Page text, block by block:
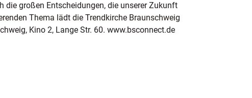
die großen Entscheidungen, die unserer Zukunft
Thema lädt die Trendkirche Braunschweig
Kino 2, Lange Str. 60. www.bsconnect.de